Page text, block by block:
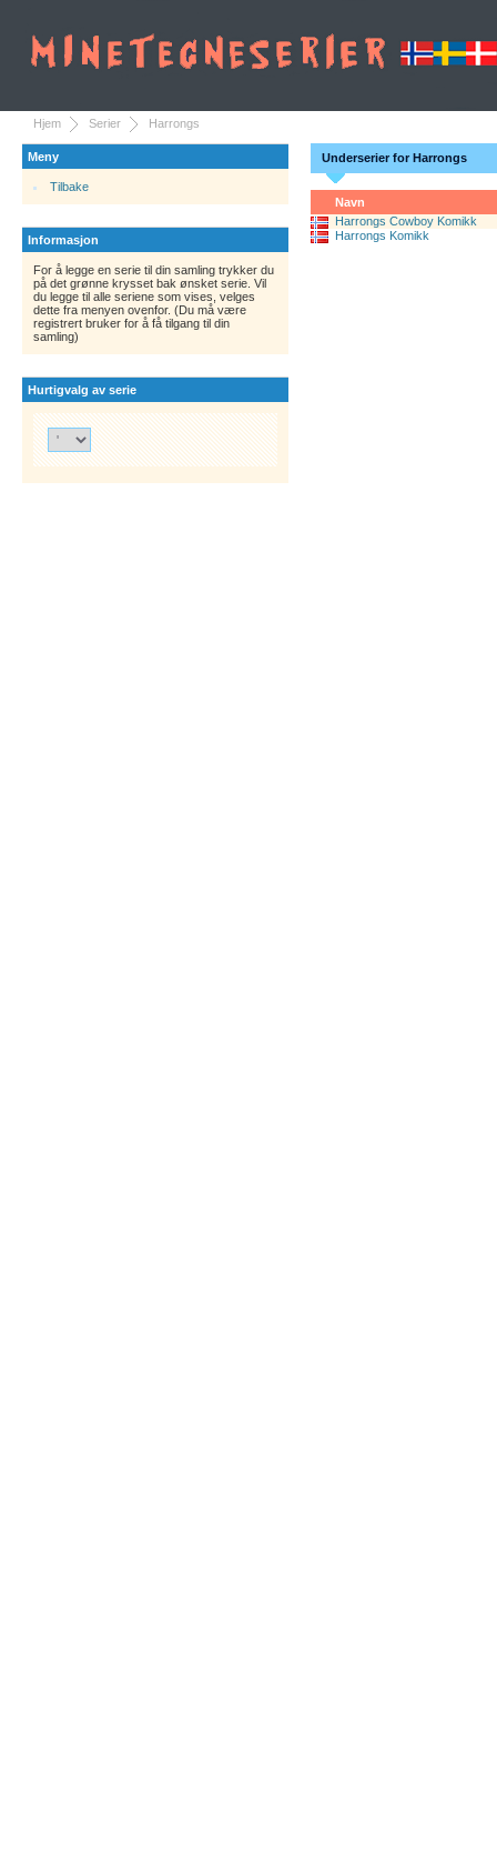
Hjem Serier Harrongs
Meny
Tilbake
Informasjon
For å legge en serie til din samling trykker du
på det grønne krysset bak ønsket serie. Vil
du legge til alle seriene som vises, velges
dette fra menyen ovenfor. (Du må være
registrert bruker for å få tilgang til din
samling)
Hurtigvalg av serie
Underserier for Harrongs
Navn
Harrongs Cowboy Komikk
Harrongs Komikk